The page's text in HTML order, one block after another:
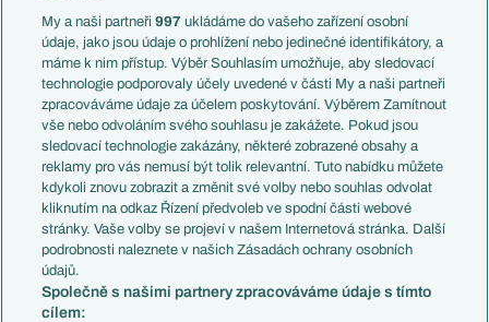
Témata
Představení týmů MS
EuroSkauting
PL v kostce
Evropské koeficienty
Přestupy
Přestupové spekulace
Zranění
Kluby
Arsenal FC
Chelsea FC
Manchester United
AC Milán
Francie
Itálie
Německo
Španělsko
Argentina
Brazílie
Přestupy
Zápasy
Livescore
Tipovací soutěž
My a naši partneři997 ukládáme do vašeho zařízení osobní
údaje, jako jsou údaje o prohlížení nebo jedinečné identifikátory, a
máme k nim přístup. Výběr Souhlasím umožňuje, aby sledovací
technologie podporovaly účely uvedené v části My a naši partneři
zpracováváme údaje za účelem poskytování. Výběrem Zamítnout
vše nebo odvoláním svého souhlasu je zakážete. Pokud jsou
sledovací technologie zakázány, některé zobrazené obsahy a
reklamy pro vás nemusí být tolik relevantní. Tuto nabídku můžete
kdykoli znovu zobrazit a změnit své volby nebo souhlas odvolat
kliknutím na odkaz Řízení předvoleb ve spodní části webové
stránky. Vaše volby se projeví v našem Internetová stránka. Další
podrobnosti naleznete v našich Zásadách ochrany osobních
údajů.
Společně s našimi partnery zpracováváme údaje s tímto
cílem: